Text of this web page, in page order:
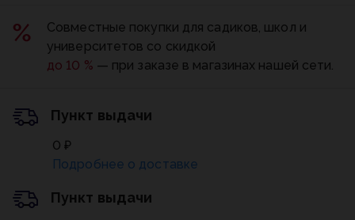
Совместные покупки для садиков, школ и
университетов со скидкой
до 10 % — при заказе в магазинах нашей сети.
Пункт выдачи
0 ₽
Подробнее о доставке
Пункт выдачи